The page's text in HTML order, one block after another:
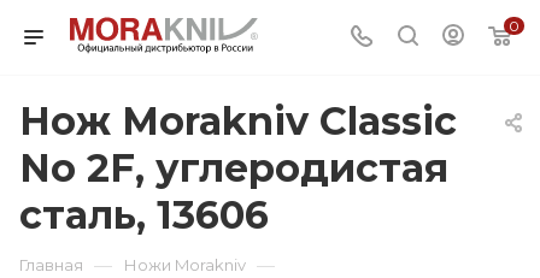
0
Нож Morakniv Classic
No 2F, углеродистая
сталь, 13606
Главная — Ножи Morakniv —